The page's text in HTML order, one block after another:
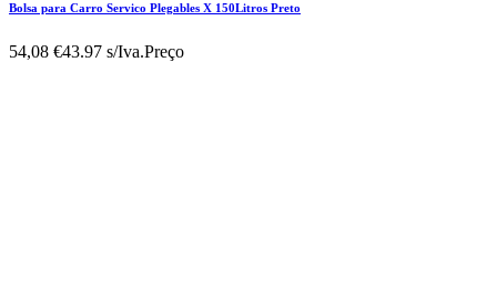
Bolsa para Carro Servico Plegables X 150Litros Preto
54,08 €43.97 s/Iva.Preço